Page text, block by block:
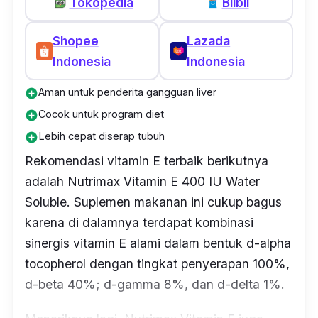
terdapat tiga strip vitamin, masing-masing
strip berisi 10 kapsul
softgelNu ENAT.
Kapsulnya sendiri pun cukup menarik dengan
warna kuning keemasan. Dianjurkan untuk
kapsul setiap hari bersama makan.
Shopee
Indonesia
Lazada
Indonesia
add_circleAman untuk penderita gangguan liver
add_circleCocok untuk program diet
add_circleLebih cepat diserap tubuh
Rekomendasi vitamin E terbaik berikutnya
adalah Nutrimax Vitamin E 400 IU Water
Soluble. Suplemen makanan ini cukup bagus
karena di dalamnya terdapat kombinasi
sinergis vitamin E alami dalam bentuk d-alpha
tocopherol dengan tingkat penyerapan 100%,
d-beta 40%; d-gamma 8%, dan d-delta 1%.